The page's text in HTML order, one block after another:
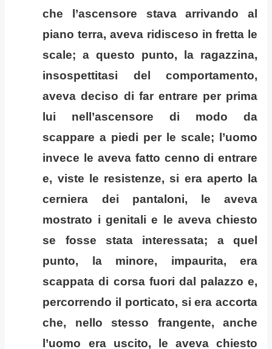
che l’ascensore stava arrivando al
piano terra, aveva ridisceso in fretta le
scale; a questo punto, la ragazzina,
insospettitasi del comportamento,
aveva deciso di far entrare per prima
lui nell’ascensore di modo da
scappare a piedi per le scale; l’uomo
invece le aveva fatto cenno di entrare
e, viste le resistenze, si era aperto la
cerniera dei pantaloni, le aveva
mostrato i genitali e le aveva chiesto
se fosse stata interessata; a quel
punto, la minore, impaurita, era
scappata di corsa fuori dal palazzo e,
percorrendo il porticato, si era accorta
che, nello stesso frangente, anche
l’uomo era uscito, le aveva chiesto